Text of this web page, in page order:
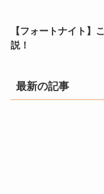
【フォートナイト】
説！
最新の記事